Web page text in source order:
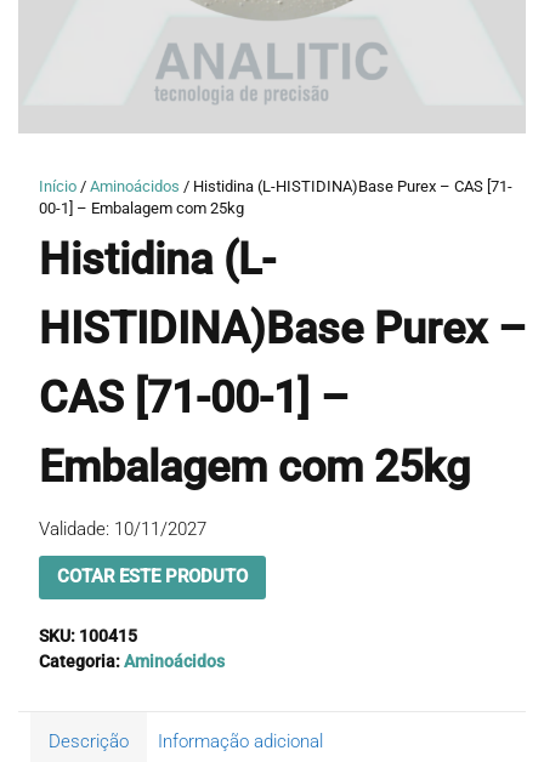
Início/ Aminoácidos / Histidina (L-HISTIDINA)Base Purex – CAS [71-
00-1] – Embalagem com 25kg
Histidina (L-
HISTIDINA)Base Purex –
CAS [71-00-1] –
Embalagem com 25kg
Validade: 10/11/2027
COTAR ESTE PRODUTO
SKU: 100415
Categoria:Aminoácidos
Descrição Informação adicional